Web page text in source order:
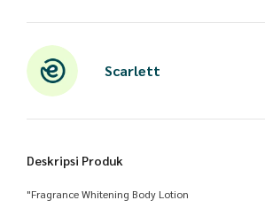
Scarlett
Deskripsi Produk
"Fragrance Whitening Body Lotion